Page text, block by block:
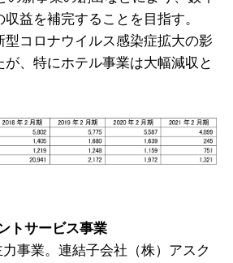
益を補完することを目指す。
コロナウイルス感染症拡大の影
、特にホテル事業は大幅減収と
トサービス事業
事業。連結子会社（株）アスク